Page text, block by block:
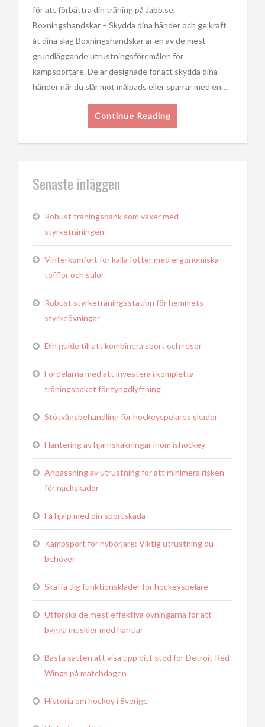
för att förbättra din träning på Jabb.se.
Boxningshandskar – Skydda dina händer och ge kraft
åt dina slag Boxningshandskar är en av de mest
grundläggande utrustningsföremålen för
kampsportare. De är designade för att skydda dina
händer när du slår mot målpads eller sparrar med en…
Continue Reading
Senaste inläggen
Robust träningsbänk som växer med
styrketräningen
Vinterkomfort för kalla fötter med ergonomiska
tofflor och sulor
Robust styrketräningsstation för hemmets
styrkeövningar
Din guide till att kombinera sport och resor
Fördelarna med att investera i kompletta
träningspaket för tyngdlyftning
Stötvågsbehandling för hockeyspelares skador
Hantering av hjärnskakningar inom ishockey
Anpassning av utrustning för att minimera risken
för nackskador
Få hjälp med din sportskada
Kampsport för nybörjare: Viktig utrustning du
behöver
Skaffa dig funktionskläder för hockeyspelare
Utforska de mest effektiva övningarna för att
bygga muskler med hantlar
Bästa sätten att visa upp ditt stöd för Detroit Red
Wings på matchdagen
Historia om hockey i Sverige